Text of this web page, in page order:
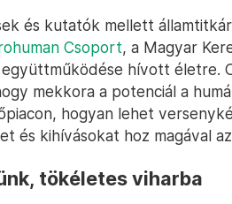
és kutatók mellett
Csoport, a Magyar
hívott életre.
mekkora a potenciál a
hogyan lehet
és kihívásokat hoz magával
tökéletes viharba